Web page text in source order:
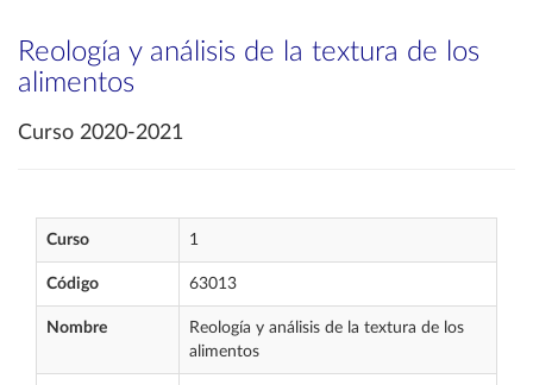
Reología y análisis de la textura de los
alimentos
Curso 2020-2021
Curso 1
Código 63013
Nombre
Reología y análisis de la textura de los
alimentos